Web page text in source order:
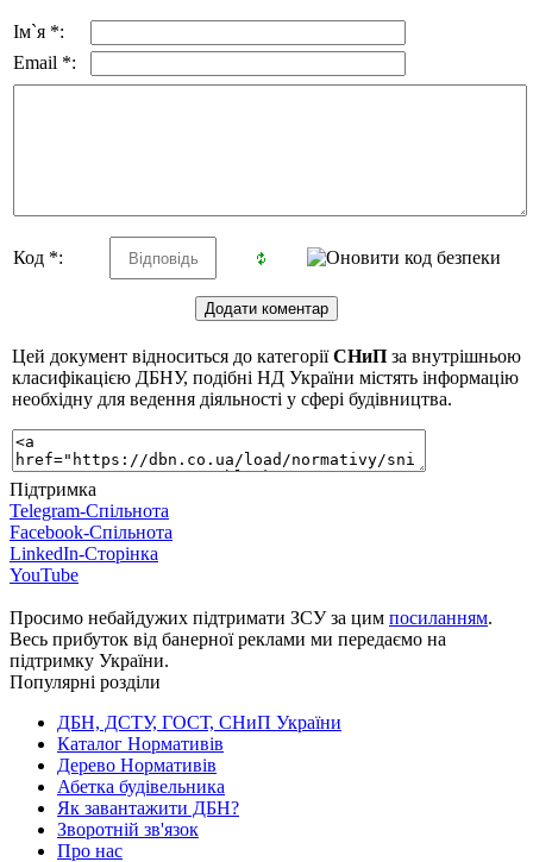
Ім`я *:
Email *:
Код *:
Цей документ відноситься до категоріїСНиП за внутрішньою
класифікацією ДБНУ, подібні НД України містять інформацію
необхідну для ведення діяльності у сфері будівництва.
Підтримка
Telegram-Спільнота
Facebook-Спільнота
LinkedIn-Сторінка
YouTube
Просимо небайдужих підтримати ЗСУ за цим посиланням.
Весь прибуток від банерної реклами ми передаємо на
підтримку України.
Популярні розділи
ДБН, ДСТУ, ГОСТ, СНиП України
Каталог Нормативів
Дерево Нормативів
Абетка будівельника
Як завантажити ДБН?
Зворотній зв'язок
Про нас